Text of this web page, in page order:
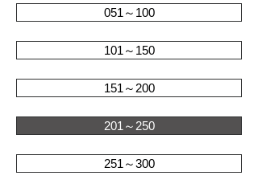
051～100
101～150
151～200
201～250
251～300